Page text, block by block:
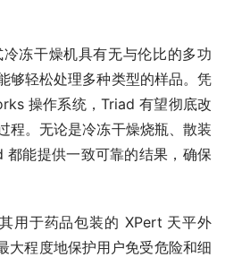
冻干燥机具有无与伦比的多功
够轻松处理多种类型的样品。凭
操作系统，Triad 有望彻底改
程。无论是冷冻干燥烧瓶、散装
能提供一致可靠的结果，确保
用于药品包装的 XPert 天平外
大程度地保护用户免受危险和细